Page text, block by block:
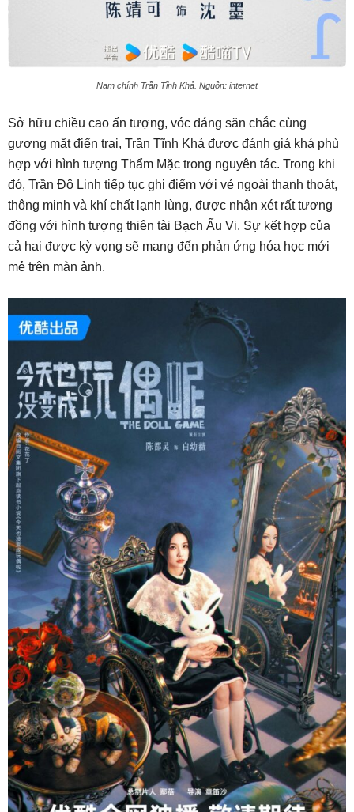
Nam chính Trần Tĩnh Khả. Nguồn: internet
Sở hữu chiều cao ấn tượng, vóc dáng săn chắc cùng
gương mặt điển trai, Trần Tĩnh Khả được đánh giá khá phù
hợp với hình tượng Thẩm Mặc trong nguyên tác. Trong khi
đó, Trần Đô Linh tiếp tục ghi điểm với vẻ ngoài thanh thoát,
thông minh và khí chất lạnh lùng, được nhận xét rất tương
đồng với hình tượng thiên tài Bạch Ấu Vi. Sự kết hợp của
cả hai được kỳ vọng sẽ mang đến phản ứng hóa học mới
mẻ trên màn ảnh.